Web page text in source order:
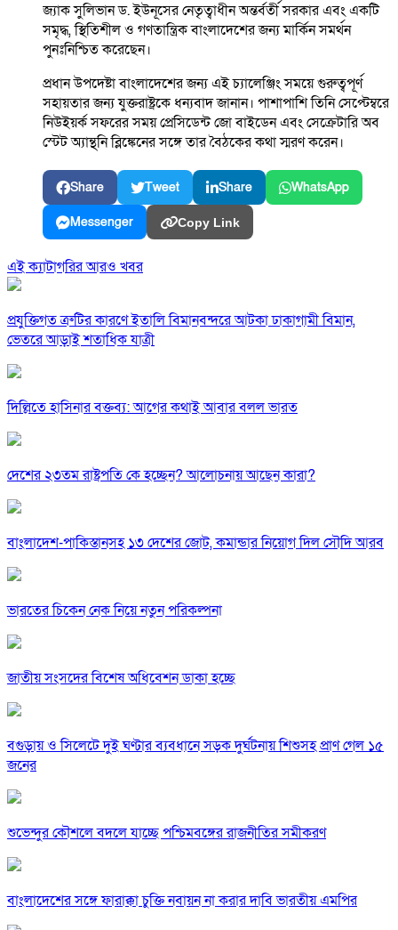
জ্যাক সুলিভান ড. ইউনূসের নেতৃত্বাধীন অন্তর্বর্তী সরকার এবং একটি
সমৃদ্ধ, স্থিতিশীল ও গণতান্ত্রিক বাংলাদেশের জন্য মার্কিন সমর্থন
পুনঃনিশ্চিত করেছেন।
প্রধান উপদেষ্টা বাংলাদেশের জন্য এই চ্যালেঞ্জিং সময়ে গুরুত্বপূর্ণ
সহায়তার জন্য যুক্তরাষ্ট্রকে ধন্যবাদ জানান। পাশাপাশি তিনি সেপ্টেম্বরে
নিউইয়র্ক সফরের সময় প্রেসিডেন্ট জো বাইডেন এবং সেক্রেটারি অব
স্টেট অ্যান্থনি ব্লিঙ্কেনের সঙ্গে তার বৈঠকের কথা স্মরণ করেন।
Share Tweet Share WhatsApp
Messenger Copy Link
এই ক্যাটাগরির আরও খবর
প্রযুক্তিগত ত্রুটির কারণে ইতালি বিমানবন্দরে আটকা ঢাকাগামী বিমান,
ভেতরে আড়াই শতাধিক যাত্রী
দিল্লিতে হাসিনার বক্তব্য: আগের কথাই আবার বলল ভারত
দেশের ২৩তম রাষ্ট্রপতি কে হচ্ছেন? আলোচনায় আছেন কারা?
বাংলাদেশ-পাকিস্তানসহ ১৩ দেশের জোট, কমান্ডার নিয়োগ দিল সৌদি আরব
ভারতের চিকেন নেক নিয়ে নতুন পরিকল্পনা
জাতীয় সংসদের বিশেষ অধিবেশন ডাকা হচ্ছে
বগুড়ায় ও সিলেটে দুই ঘণ্টার ব্যবধানে সড়ক দুর্ঘটনায় শিশুসহ প্রাণ গেল ১৫
জনের
শুভেন্দুর কৌশলে বদলে যাচ্ছে পশ্চিমবঙ্গের রাজনীতির সমীকরণ
বাংলাদেশের সঙ্গে ফারাক্কা চুক্তি নবায়ন না করার দাবি ভারতীয় এমপির